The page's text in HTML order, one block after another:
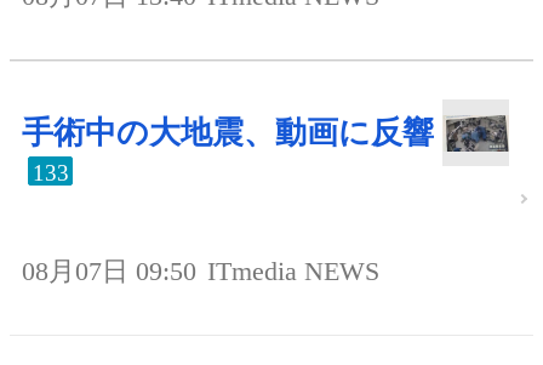
手術中の大地震、動画に反響
133
08月07日 09:50 ITmedia NEWS